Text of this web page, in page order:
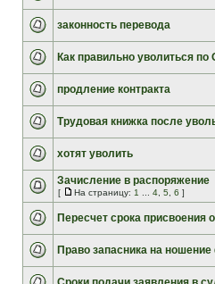
законность перевода
Как правильно уволиться
продление контракта
Трудовая книжка после
хотят уволить
Зачисление в распоряжение
[ На страницу: 1 4 5 6 ]
Пересчет срока присвоения
Право запасника на